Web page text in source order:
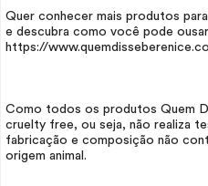
Quer conhecer mais produtos
e descubra como você pode
https://
Como todos os produtos Quem
cruelty free, ou seja, não realiza
fabricação e composição não
origem animal.